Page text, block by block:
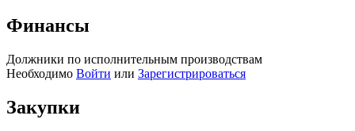
Финансы
Должники по исполнительным производствам
Необходимо Войти или Зарегистрироваться
Закупки